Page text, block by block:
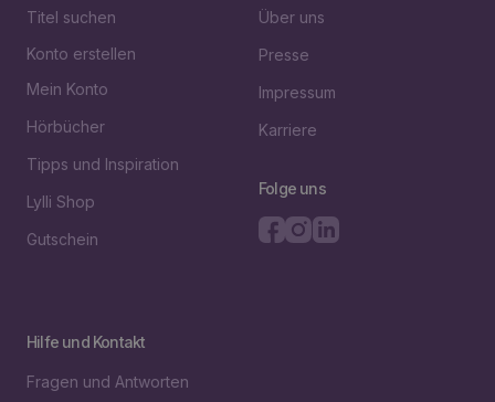
Titel suchen
Konto erstellen
Mein Konto
Hörbücher
Tipps und Inspiration
Lylli Shop
Gutschein
Über uns
Presse
Impressum
Karriere
Folge uns
Hilfe und Kontakt
Fragen und Antworten